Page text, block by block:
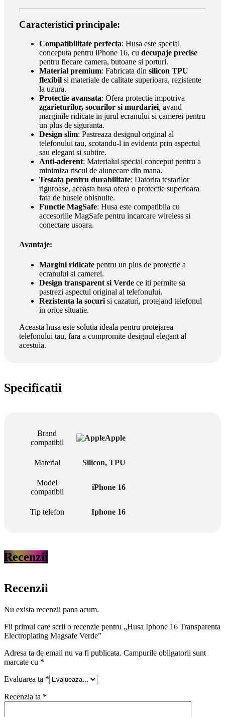
Caracteristici principale:
Compatibilitate perfecta: Husa este special
conceputa pentru iPhone 16, cu decupaje precise
pentru fiecare camera, butoane si porturi.
Material premium: Fabricata din silicon TPU
flexibil si materiale de calitate superioara, rezistente
la uzura.
Protectie avansata: Ofera protectie impotriva
zgarieturilor, socurilor si murdariei, avand
marginile ridicate in jurul ecranului si camerei pentru
un plus de siguranta.
Design slim: Pastreaza designul original al
telefonului tau, scotandu-l in evidenta prin aspectul
sau elegant si subtire.
Anti-aderent: Materialul special conceput pentru a
minimiza riscul de alunecare din mana.
Testata pentru durabilitate: Datorita testarilor
riguroase, aceasta husa ofera o protectie superioara
fata de husele obisnuite.
Functie MagSafe: Husa este compatibila cu
accesoriile MagSafe pentru incarcare wireless si
conectare usoara.
Avantaje:
Margini ridicate pentru un plus de protectie a
ecranului si camerei.
Design transparent si Verde ce iti permite sa
pastrezi aspectul original al telefonului.
Rezistenta la socuri si cazaturi, protejand telefonul
in orice situatie.
Aceasta husa este solutia ideala pentru protejarea
telefonului tau, fara a compromite designul elegant al
acestuia.
Specificatii
Brand
compatibil
Apple
Material Silicon, TPU
Model
compatibil
iPhone 16
Tip telefon Iphone 16
Recenzii
Recenzii
Nu exista recenzii pana acum.
Fii primul care scrii o recenzie pentru „Husa Iphone 16 Transparenta
Electroplating Magsafe Verde”
Adresa ta de email nu va fi publicata. Campurile obligatorii sunt
marcate cu *
Evaluarea ta *
Recenzia ta *